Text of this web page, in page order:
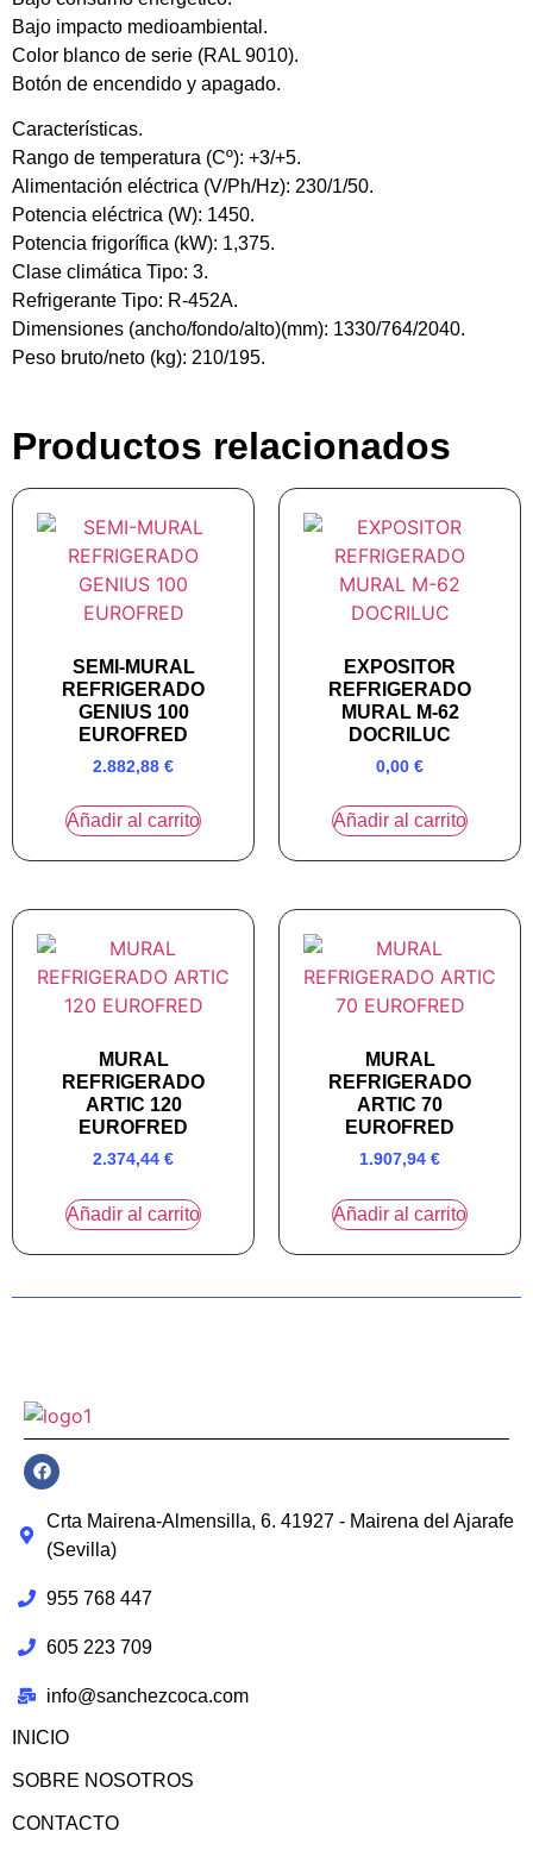
Bajo impacto medioambiental.
Color blanco de serie (RAL 9010).
Botón de encendido y apagado.
Características.
Rango de temperatura (Cº): +3/+5.
Alimentación eléctrica (V/Ph/Hz): 230/1/50.
Potencia eléctrica (W): 1450.
Potencia frigorífica (kW): 1,375.
Clase climática Tipo: 3.
Refrigerante Tipo: R-452A.
Dimensiones (ancho/fondo/alto)(mm): 1330/764/2040.
Peso bruto/neto (kg): 210/195.
Productos relacionados
SEMI-MURAL
REFRIGERADO
GENIUS 100
EUROFRED
2.882,88 €
Añadir al carrito
EXPOSITOR
REFRIGERADO
MURAL M-62
DOCRILUC
0,00 €
Añadir al carrito
MURAL
REFRIGERADO
ARTIC 120
EUROFRED
2.374,44 €
Añadir al carrito
MURAL
REFRIGERADO
ARTIC 70
EUROFRED
1.907,94 €
Añadir al carrito
Crta Mairena-Almensilla, 6. 41927 - Mairena del Ajarafe
(Sevilla)
955 768 447
605 223 709
info@sanchezcoca.com
INICIO
SOBRE NOSOTROS
CONTACTO